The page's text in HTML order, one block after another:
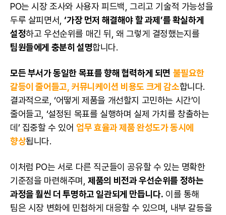
PO는 시장 조사와 사용자 피드백, 그리고 기술적 가능성을
두루 살피면서,‘가장 먼저 해결해야 할 과제’를 확실하게
설정하고 우선순위를 매긴 뒤, 왜 그렇게 결정했는지를
팀원들에게 충분히 설명합니다.
모든 부서가 동일한 목표를 향해 협력하게 되면 불필요한
갈등이 줄어들고, 커뮤니케이션 비용도 크게 감소합니다.
결과적으로, ‘어떻게 제품을 개선할지 고민하는 시간’이
줄어들고, ‘설정된 목표를 실행하며 실제 가치를 창출하는
데’ 집중할 수 있어 업무 효율과 제품 완성도가 동시에
향상됩니다.
이처럼 PO는 서로 다른 직군들이 공유할 수 있는 명확한
기준점을 마련해주며,제품의 비전과 우선순위를 정하는
과정을 훨씬 더 투명하고 일관되게 만듭니다. 이를 통해
팀은 시장 변화에 민첩하게 대응할 수 있으며, 내부 갈등을